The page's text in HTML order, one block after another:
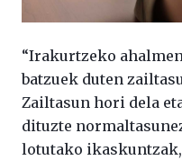
“Irakurtzeko
batzuek duten
Zailtasun hori dela
dituzte
lotutako